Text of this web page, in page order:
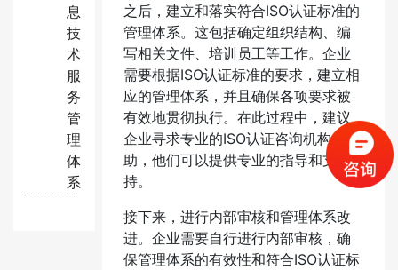
息
技
术
服
务
管
理
体
系
之后，建立和落实符合ISO认证标准的
管理体系。这包括确定组织结构、编
写相关文件、培训员工等工作。企业
需要根据ISO认证标准的要求，建立相
应的管理体系，并且确保各项要求被
有效地贯彻执行。在此过程中，建议
企业寻求专业的ISO认证咨询机构的帮
助，他们可以提供专业的指导和支
持。
接下来，进行内部审核和管理体系改
进。企业需要自行进行内部审核，确
保管理体系的有效性和符合ISO认证标